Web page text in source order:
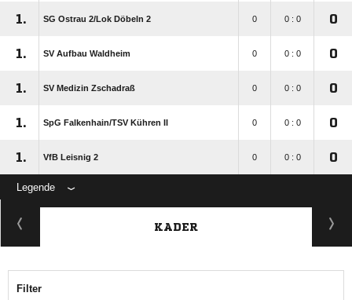
1. SG Ostrau 2/​Lok Döbeln 2 0 0 : 0 0
1. SV Aufbau Waldheim 0 0 : 0 0
1. SV Medizin Zschadraß 0 0 : 0 0
1. SpG Falkenhain/​TSV Kühren II 0 0 : 0 0
1. VfB Leisnig 2 0 0 : 0 0
Legende
KADER
Filter